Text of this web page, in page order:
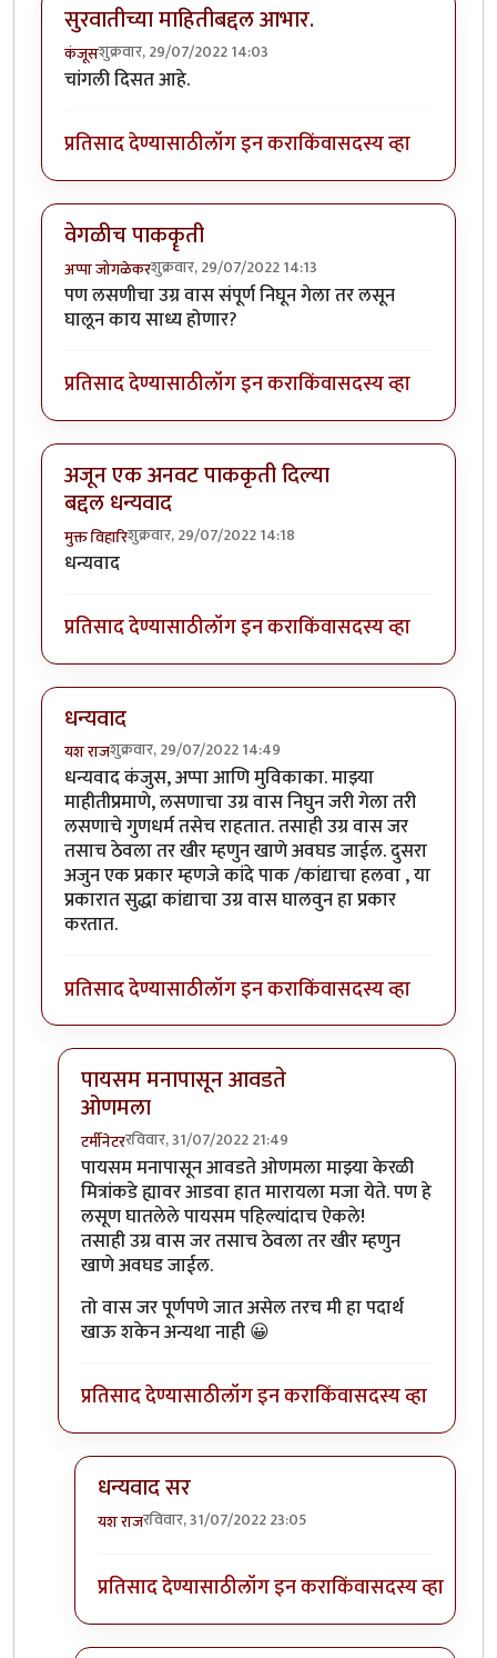
सुरवातीच्या माहितीबद्दल आभार.
कंजूसशुक्रवार, 29/07/2022 14:03
चांगली दिसत आहे.
प्रतिसाद देण्यासाठीलॉग इन कराकिंवासदस्य व्हा
वेगळीच पाककॄती
अप्पा जोगळेकरशुक्रवार, 29/07/2022 14:13
पण लसणीचा उग्र वास संपूर्ण निघून गेला तर लसून
घालून काय साध्य होणार?
प्रतिसाद देण्यासाठीलॉग इन कराकिंवासदस्य व्हा
अजून एक अनवट पाककृती दिल्या
बद्दल धन्यवाद
मुक्त विहारिशुक्रवार, 29/07/2022 14:18
धन्यवाद
प्रतिसाद देण्यासाठीलॉग इन कराकिंवासदस्य व्हा
धन्यवाद
यश राजशुक्रवार, 29/07/2022 14:49
धन्यवाद कंजुस, अप्पा आणि मुविकाका. माझ्या
माहीतीप्रमाणे, लसणाचा उग्र वास निघुन जरी गेला तरी
लसणाचे गुणधर्म तसेच राहतात. तसाही उग्र वास जर
तसाच ठेवला तर खीर म्हणुन खाणे अवघड जाईल. दुसरा
अजुन एक प्रकार म्हणजे कांदे पाक /कांद्याचा हलवा , या
प्रकारात सुद्धा कांद्याचा उग्र वास घालवुन हा प्रकार
करतात.
प्रतिसाद देण्यासाठीलॉग इन कराकिंवासदस्य व्हा
पायसम मनापासून आवडते
ओणमला
टर्मीनेटररविवार, 31/07/2022 21:49
In reply toधन्यवादbyयश राज
पायसम मनापासून आवडते ओणमला माझ्या केरळी
मित्रांकडे ह्यावर आडवा हात मारायला मजा येते. पण हे
लसूण घातलेले पायसम पहिल्यांदाच ऐकले!
तसाही उग्र वास जर तसाच ठेवला तर खीर म्हणुन
खाणे अवघड जाईल.
तो वास जर पूर्णपणे जात असेल तरच मी हा पदार्थ
खाऊ शकेन अन्यथा नाही 😀
प्रतिसाद देण्यासाठीलॉग इन कराकिंवासदस्य व्हा
धन्यवाद सर
यश राजरविवार, 31/07/2022 23:05
प्रतिसाद देण्यासाठीलॉग इन कराकिंवासदस्य व्हा